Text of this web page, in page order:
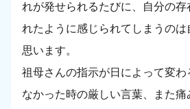
れが発せられるたびに、自分の
れたように感じられてしまうの
思います。
祖母さんの指示が日によって変わ
なかった時の厳しい言葉、また